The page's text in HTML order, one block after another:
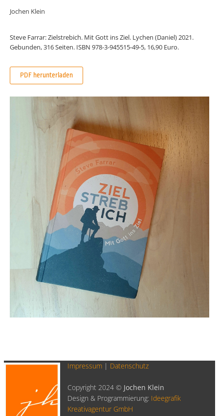
Jochen Klein
Steve Farrar: Zielstrebich. Mit Gott ins Ziel. Lychen (Daniel) 2021.
Gebunden, 316 Seiten. ISBN 978-3-945515-49-5, 16,90 Euro.
PDF herunterladen
Impressum | Datenschutz
Copyright 2024 © Jochen Klein
Design & Programmierung: Ideegrafik
Kreativagentur GmbH